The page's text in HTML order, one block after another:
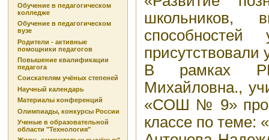
Обучение в педагогическом
колледже
Обучение в педагогическом
вузе
Родители - активные
помощники педагогов
Повышение квалификации
педагога
Соискателям учёных степеней
Научный календарь
Материалы конференций
Олимпиады, конкурсы России
Ученые в образовательной
области "Технология"
школьников,
присутствовали
В рамках
Михайловна.,
«СОШ № 9»
классе по теме: